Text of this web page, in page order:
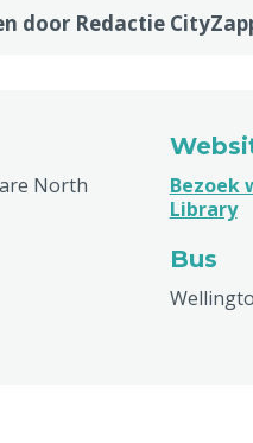
door Redactie
North
Bezoek
Library
Bus